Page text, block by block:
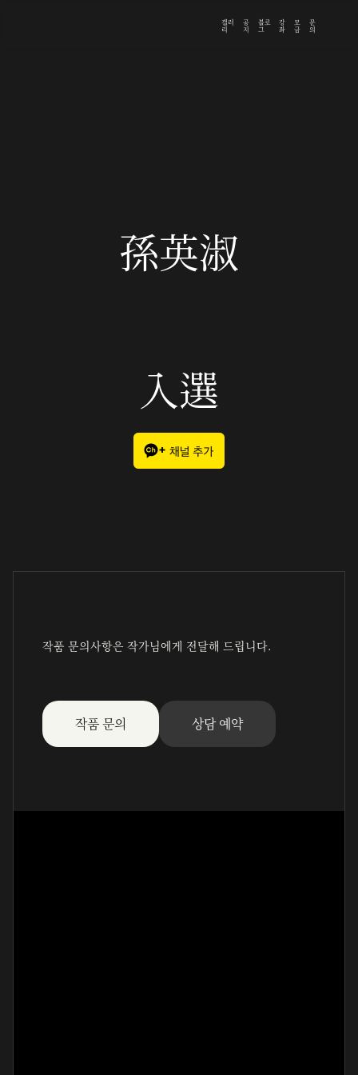
갤러
리
공
지
블로
그
강
좌
모
금
문
의
孫英淑
入選
작품 문의사항은 작가님에게 전달해 드립니다.
작품 문의 상담 예약